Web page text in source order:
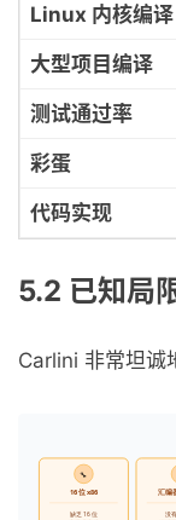
Linux 内核编译
大型项目编译
测试通过率
彩蛋
代码实现
5.2 已知局
Carlini 非常坦诚